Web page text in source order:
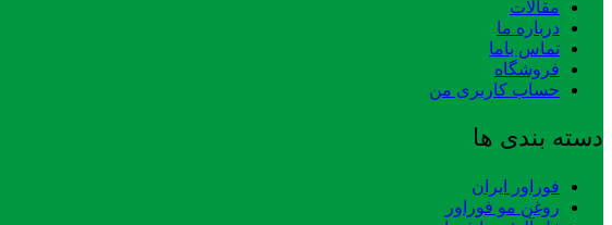
مقالات
درباره ما
تماس باما
فروشگاه
حساب کاربری من
دسته بندی ها
فوراور ایران
روغن مو فوراور